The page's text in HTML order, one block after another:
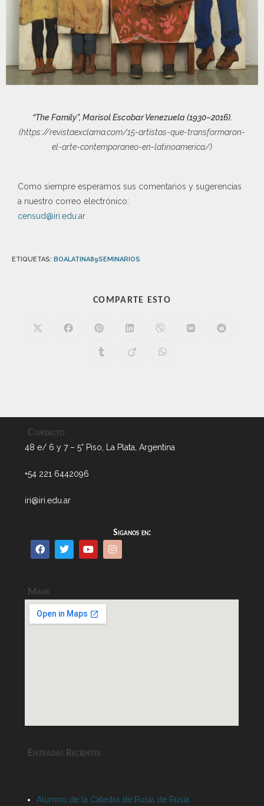
“The Family”, Marisol Escobar Venezuela (1930–2016).
(https://revistaexclama.com/15-artistas-que-transformaron-
el-arte-contemporaneo-en-latinoamerica/)
Como siempre esperamos sus comentarios y sugerencias
a nuestro correo electrónico:
censud@iri.edu.ar
ETIQUETAS: BOALATINA89SEMINARIOS
COMPARTE ESTO
Contacto
48 e/ 6 y 7 – 5° Piso, La Plata, Argentina
+54 221 6442096
iri@iri.edu.ar
Siganos en:
Mapa
Entradas Recientes
Alumno de la Cátedra de Rusia de Rusia